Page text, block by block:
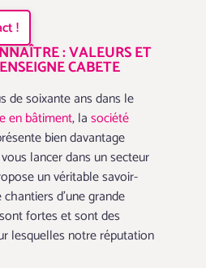
!
: VALEURS ET
CABETE
de soixante ans dans le
en bâtiment, lasociété
bien davantage
lancer dans un secteur
un véritable savoir-
d’une grande
fortes et sont des
lesquelles notre réputation